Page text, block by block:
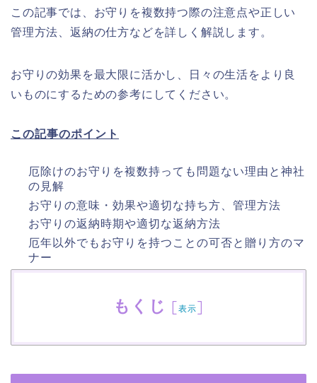
この記事では、お守りを複数持つ際の注意点や正しい
管理方法、返納の仕方などを詳しく解説します。
お守りの効果を最大限に活かし、日々の生活をより良
いものにするための参考にしてください。
この記事のポイント
厄除けのお守りを複数持っても問題ない理由と神社
の見解
お守りの意味・効果や適切な持ち方、管理方法
お守りの返納時期や適切な返納方法
厄年以外でもお守りを持つことの可否と贈り方のマ
ナー
もくじ [表示]